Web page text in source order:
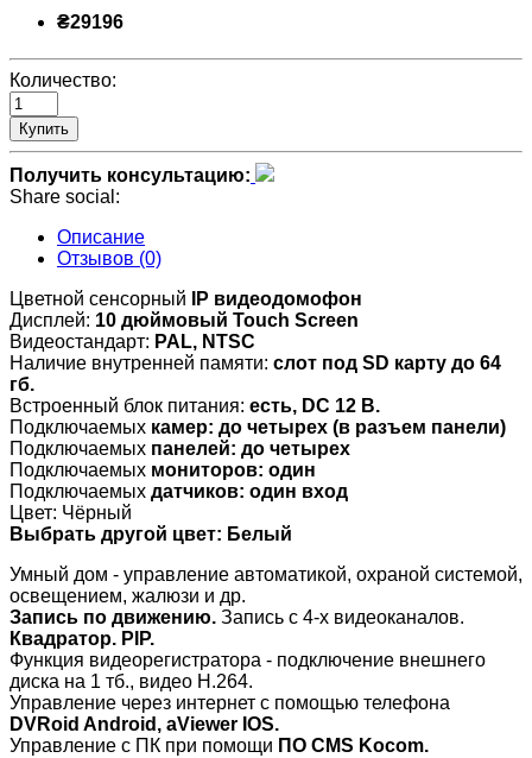
₴29196
Количество:
Купить
Получить консультацию:
Share social:
Описание
Отзывов (0)
Цветной сенсорный
IP видеодомофон
Дисплей: 10 дюймовый Touch Screen
Видеостандарт: PAL, NTSC
Наличие внутренней памяти: слот под SD карту до 64
гб.
Встроенный блок питания: есть, DC 12 В.
Подключаемых камер: до четырех (в разъем панели)
Подключаемых панелей: до четырех
Подключаемых мониторов: один
Подключаемых датчиков: один вход
Цвет: Чёрный
Выбрать другой цвет: Белый
Умный дом - управление автоматикой, охраной системой,
освещением, жалюзи и др.
Запись по движению. Запись с 4-х видеоканалов.
Квадратор. PIP.
Функция видеорегистратора - подключение внешнего
диска на 1 тб., видео H.264.
Управление через интернет с помощью телефона
DVRoid Android, aViewer IOS.
Управление с ПК при помощи ПО CMS Kocom.